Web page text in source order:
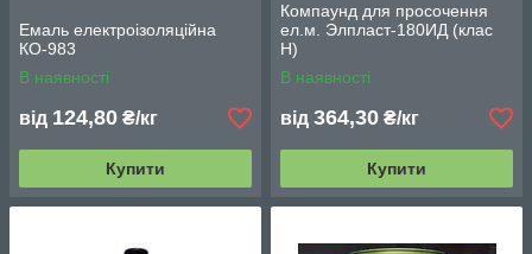
Емаль електроізоляційна
КО-983
В наявності
від 124,80 ₴/кг
Купити
Компаунд для просочення
ел.м. Элпласт-180ИД (клас
H)
В наявності
від 364,30 ₴/кг
Купити